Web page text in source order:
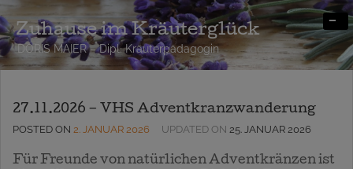
Zuhause im Kräuterglück
DORIS MAIER – Dipl. Kräuterpädagogin
-
27.11.2026 – VHS Adventkranzwanderung
POSTED ON 2. JANUAR 2026 UPDATED ON 25. JANUAR 2026
Für Freunde von natürlichen Adventkränzen ist